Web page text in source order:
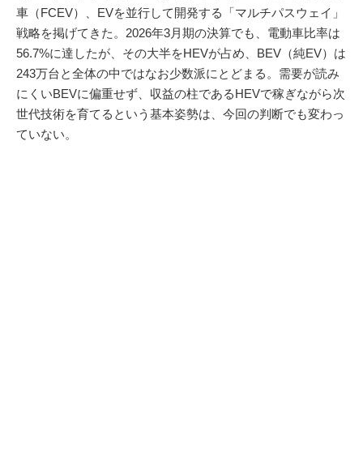
車（FCEV）、EVを並行して開発する「マルチパスウェイ」
戦略を掲げてきた。2026年3月期の決算でも、電動車比率は
56.7%に達したが、その大半をHEVが占め、BEV（純EV）は
243万台と全体の中ではなお少数派にとどまる。需要が読み
にくいBEVに偏重せず、収益の柱であるHEVで稼ぎながら次
世代技術を育てるという基本姿勢は、今回の判断でも変わっ
ていない。